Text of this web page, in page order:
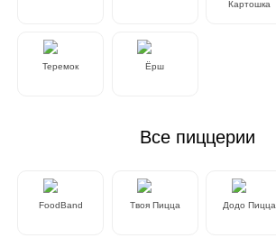
Картошка
Теремок Ёрш
Все пиццерии
FoodBand Твоя Пицца Додо Пицца